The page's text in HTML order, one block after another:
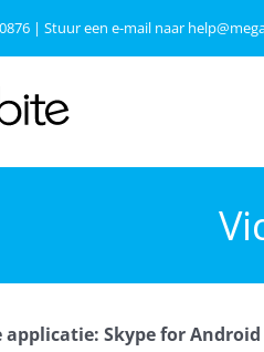
| Stuur een e-mail naar
applicatie: Skype for